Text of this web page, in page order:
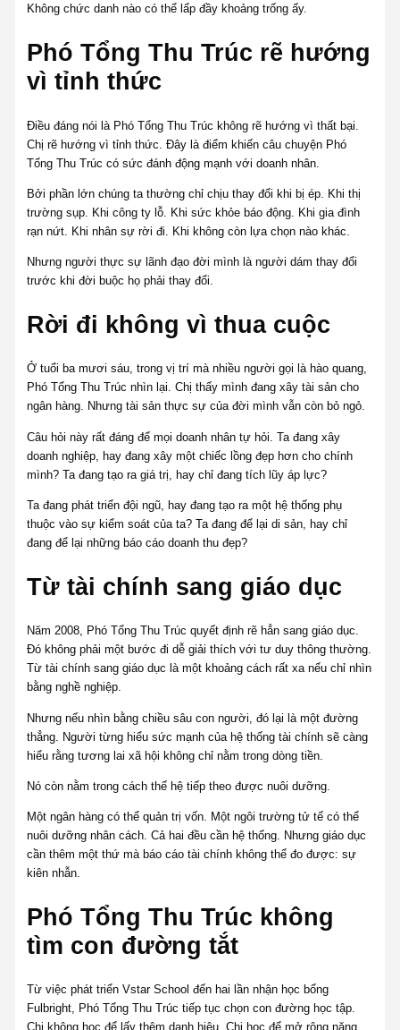
Không chức danh nào có thể lấp đầy khoảng trống ấy.
Phó Tổng Thu Trúc rẽ hướng
vì tỉnh thức
Điều đáng nói là Phó Tổng Thu Trúc không rẽ hướng vì thất bại.
Chị rẽ hướng vì tỉnh thức. Đây là điểm khiến câu chuyện Phó
Tổng Thu Trúc có sức đánh động mạnh với doanh nhân.
Bởi phần lớn chúng ta thường chỉ chịu thay đổi khi bị ép. Khi thị
trường sụp. Khi công ty lỗ. Khi sức khỏe báo động. Khi gia đình
rạn nứt. Khi nhân sự rời đi. Khi không còn lựa chọn nào khác.
Nhưng người thực sự lãnh đạo đời mình là người dám thay đổi
trước khi đời buộc họ phải thay đổi.
Rời đi không vì thua cuộc
Ở tuổi ba mươi sáu, trong vị trí mà nhiều người gọi là hào quang,
Phó Tổng Thu Trúc nhìn lại. Chị thấy mình đang xây tài sản cho
ngân hàng. Nhưng tài sản thực sự của đời mình vẫn còn bỏ ngỏ.
Câu hỏi này rất đáng để mọi doanh nhân tự hỏi. Ta đang xây
doanh nghiệp, hay đang xây một chiếc lồng đẹp hơn cho chính
mình? Ta đang tạo ra giá trị, hay chỉ đang tích lũy áp lực?
Ta đang phát triển đội ngũ, hay đang tạo ra một hệ thống phụ
thuộc vào sự kiểm soát của ta? Ta đang để lại di sản, hay chỉ
đang để lại những báo cáo doanh thu đẹp?
Từ tài chính sang giáo dục
Năm 2008, Phó Tổng Thu Trúc quyết định rẽ hẳn sang giáo dục.
Đó không phải một bước đi dễ giải thích với tư duy thông thường.
Từ tài chính sang giáo dục là một khoảng cách rất xa nếu chỉ nhìn
bằng nghề nghiệp.
Nhưng nếu nhìn bằng chiều sâu con người, đó lại là một đường
thẳng. Người từng hiểu sức mạnh của hệ thống tài chính sẽ càng
hiểu rằng tương lai xã hội không chỉ nằm trong dòng tiền.
Nó còn nằm trong cách thế hệ tiếp theo được nuôi dưỡng.
Một ngân hàng có thể quản trị vốn. Một ngôi trường tử tế có thể
nuôi dưỡng nhân cách. Cả hai đều cần hệ thống. Nhưng giáo dục
cần thêm một thứ mà báo cáo tài chính không thể đo được: sự
kiên nhẫn.
Phó Tổng Thu Trúc không
tìm con đường tắt
Từ việc phát triển Vstar School đến hai lần nhận học bổng
Fulbright, Phó Tổng Thu Trúc tiếp tục chọn con đường học tập.
Chị không học để lấy thêm danh hiệu. Chị học để mở rộng năng